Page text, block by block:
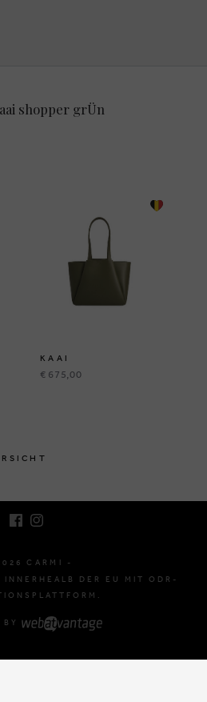
shopper grÜn
KAAI
€ 675,00
CARMI -
INNERHEALB DER EU MIT ODR-